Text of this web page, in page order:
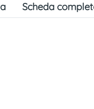
Scheda